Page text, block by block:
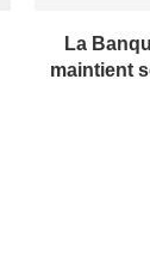
La
maintient